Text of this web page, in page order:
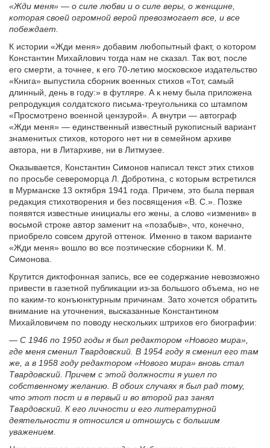
«Жди меня» — о силе любви и о силе веры, о женщине,
которая своей огромной верой превозмогает все, и все
побеждает.
К истории «Жди меня» добавим любопытный факт, о котором
Константин Михайлович тогда нам не сказал. Так вот, после
его смерти, а точнее, к его 70-летию московское издательство
«Книга» выпустила сборник военных стихов «Тот, самый
длинный, день в году:» в футляре. А к нему была приложена
репродукция солдатского письма-треугольника со штампом
«Просмотрено военной цензурой». А внутри — автограф
«Жди меня» — единственный известный рукописный вариант
знаменитых стихов, которого нет ни в семейном архиве
автора, ни в Литархиве, ни в Литмузее.
Оказывается, Константин Симонов написал текст этих стихов
по просьбе североморца Л. Добротина, с которым встретился
в Мурманске 13 октября 1941 года. Причем, это была первая
редакция стихотворения и без посвящения «В. С.». Позже
появятся известные инициалы его жены, а слово «изменив» в
восьмой строке автор заменит на «позабыв», что, конечно,
приобрело совсем другой оттенок. Именно в таком варианте
«Жди меня» вошло во все поэтические сборники К. М.
Симонова.
Крутится диктофонная запись, все ее содержание невозможно
привести в газетной публикации из-за большого объема, но не
по каким-то конъюнктурным причинам. Зато хочется обратить
внимание на уточнения, высказанные Константином
Михайловичем по поводу нескольких штрихов его биографии:
— С 1946 по 1950 годы я был редактором «Нового мира»,
где меня сменил Твардовский. В 1954 году я сменил его там
же, а в 1958 году редактором «Нового мира» вновь стал
Твардовский. Причем с этой должности я ушел по
собственному желанию. В обоих случаях я был рад тому,
что этот пост и в первый и во второй раз занял
Твардовский. К его личности и его литературной
деятельности я относился и отношусь с большим
уважением.